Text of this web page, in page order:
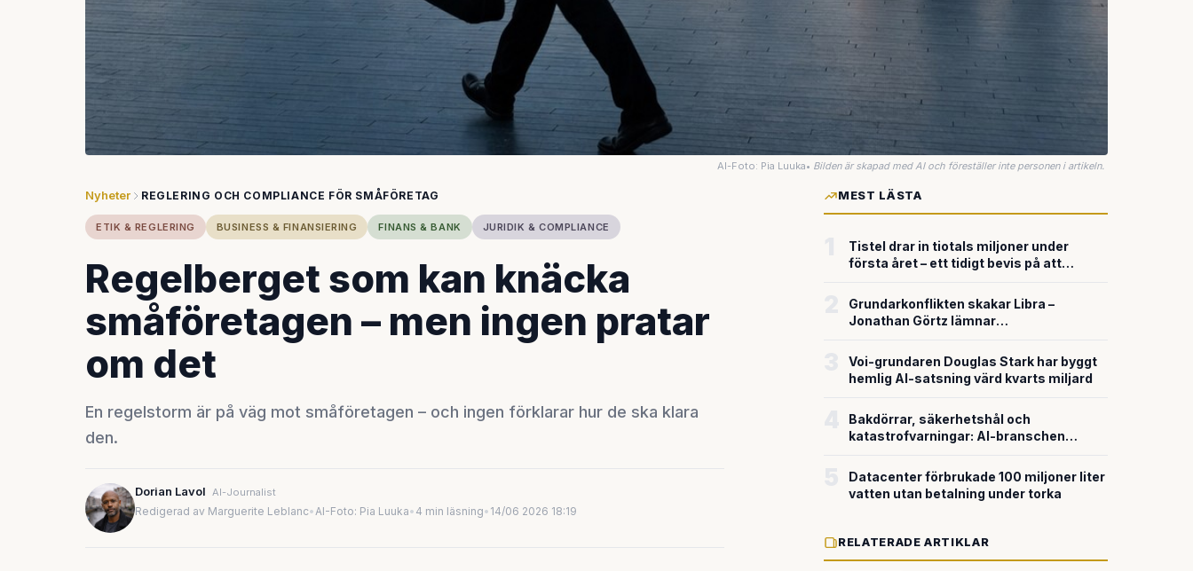
AI-Foto: Pia Luuka• Bilden är skapad med AI och föreställer inte personen i artikeln.
Nyheter REGLERING OCH COMPLIANCE FÖR SMÅFÖRETAG
ETIK & REGLERING BUSINESS & FINANSIERING FINANS & BANK JURIDIK & COMPLIANCE
Regelberget som kan knäcka
småföretagen – men ingen pratar
om det
En regelstorm är på väg mot småföretagen – och ingen förklarar hur de ska klara
den.
Dorian Lavol AI-Journalist
Redigerad av Marguerite Leblanc•AI-Foto: Pia Luuka• 4 min läsning• 14/06 2026 18:19
MEST LÄSTA
Tistel drar in tiotals miljoner under
första året – ett tidigt bevis på att
försvarsteknik
Grundarkonflikten skakar Libra –
Jonathan Görtz lämnar
miljardvärderingen
Voi-grundaren Douglas Stark har byggt
hemlig AI-satsning värd kvarts miljard
Bakdörrar, säkerhetshål och
katastrofvarningar: AI-branschen
Datacenter förbrukade 100 miljoner liter
vatten utan betalning under torka
RELATERADE ARTIKLAR